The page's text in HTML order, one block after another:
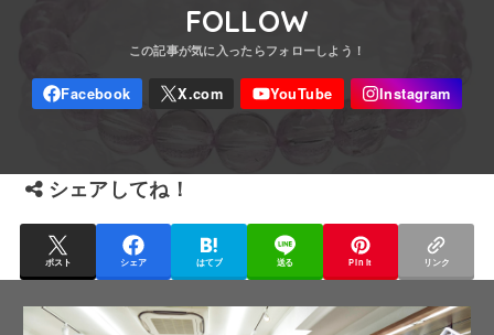
FOLLOW
シェアしてね！
ポスト シェア はてブ 送る Pin it リンク